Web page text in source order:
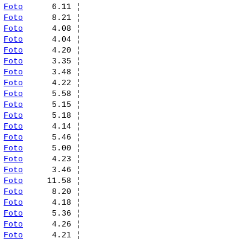
Foto
      6.11 ¦
Foto
      8.21 ¦
Foto
      4.08 ¦
Foto
      4.04 ¦
Foto
      4.20 ¦
Foto
      3.35 ¦
Foto
      3.48 ¦
Foto
      4.22 ¦
Foto
      5.58 ¦
Foto
      5.15 ¦
Foto
      5.18 ¦
Foto
      4.14 ¦
Foto
      5.46 ¦
Foto
      5.00 ¦
Foto
      4.23 ¦
Foto
      3.46 ¦
Foto
     11.58 ¦
Foto
      8.20 ¦
Foto
      4.18 ¦
Foto
      5.36 ¦
Foto
      4.26 ¦
Foto
      4.21 ¦